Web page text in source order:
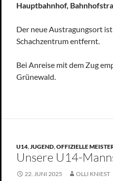
Hauptbahnhof,
Der neue Austragungsort
Schachzentrum entfernt.
Bei Anreise mit dem Zug
Grünewald.
U14,JUGEND,OFFIZIELLE
Unsere U14-
22. JUNI 2025 OLLI KNIEST